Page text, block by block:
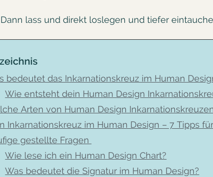
lass und direkt loslegen und tiefer
bedeutet das Inkarnationskreuz im Human
Wie entsteht dein Human Design
Arten von Human Design
Inkarnationskreuz im Human Design – 7 Tipps
gestellte Fragen
Wie lese ich ein Human Design Chart?
Was bedeutet die Signatur im Human Design?